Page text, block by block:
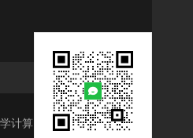
计算、图形图像处理、